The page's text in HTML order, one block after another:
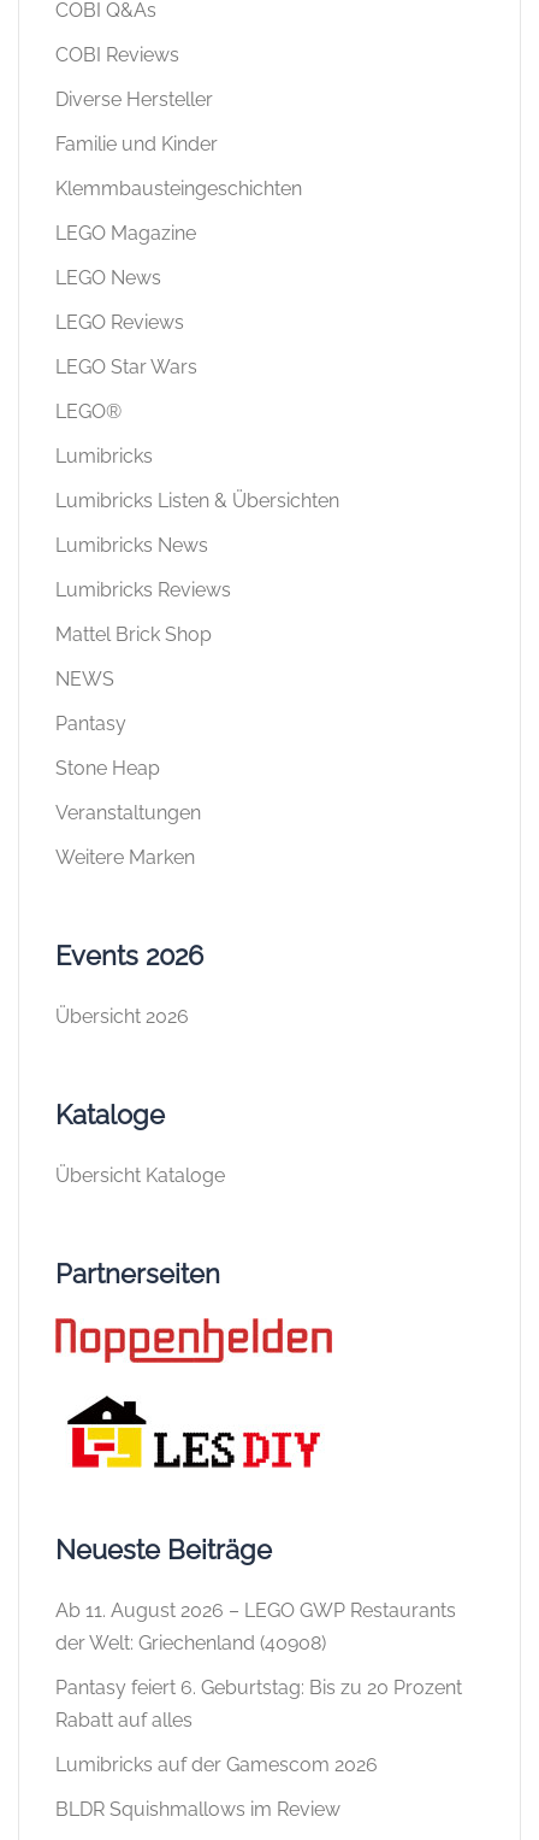
COBI Q&As
COBI Reviews
Diverse Hersteller
Familie und Kinder
Klemmbausteingeschichten
LEGO Magazine
LEGO News
LEGO Reviews
LEGO Star Wars
LEGO®
Lumibricks
Lumibricks Listen & Übersichten
Lumibricks News
Lumibricks Reviews
Mattel Brick Shop
NEWS
Pantasy
Stone Heap
Veranstaltungen
Weitere Marken
Events 2026
Übersicht 2026
Kataloge
Übersicht Kataloge
Partnerseiten
Neueste Beiträge
Ab 11. August 2026 – LEGO GWP Restaurants
der Welt: Griechenland (40908)
Pantasy feiert 6. Geburtstag: Bis zu 20 Prozent
Rabatt auf alles
Lumibricks auf der Gamescom 2026
BLDR Squishmallows im Review